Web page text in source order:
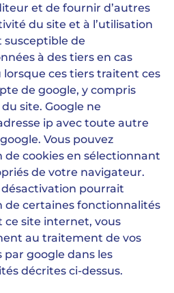
et de fournir d’autres
du site et à l’utilisation
susceptible de
à des tiers en cas
lorsque ces tiers traitent ces
de google, y compris
site. Google ne
ip avec toute autre
Vous pouvez
de cookies en sélectionnant
de votre navigateur.
pourrait
de certaines fonctionnalités
ce site internet, vous
au traitement de vos
google dans les
décrites ci-dessus.